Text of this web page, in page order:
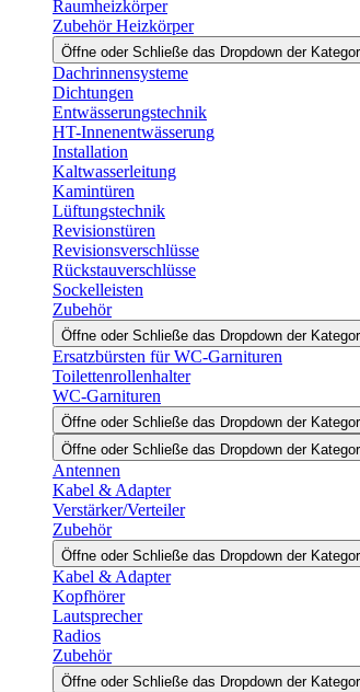
Raumheizkörper
Zubehör Heizkörper
Öffne oder Schließe das Dropdown der
Dachrinnensysteme
Dichtungen
Entwässerungstechnik
HT-Innenentwässerung
Installation
Kaltwasserleitung
Kamintüren
Lüftungstechnik
Revisionstüren
Revisionsverschlüsse
Rückstauverschlüsse
Sockelleisten
Zubehör
Öffne oder Schließe das Dropdown der
Ersatzbürsten für WC-Garnituren
Toilettenrollenhalter
WC-Garnituren
Öffne oder Schließe das Dropdown der
Öffne oder Schließe das Dropdown der
Antennen
Kabel & Adapter
Verstärker/Verteiler
Zubehör
Öffne oder Schließe das Dropdown der
Kabel & Adapter
Kopfhörer
Lautsprecher
Radios
Zubehör
Öffne oder Schließe das Dropdown der